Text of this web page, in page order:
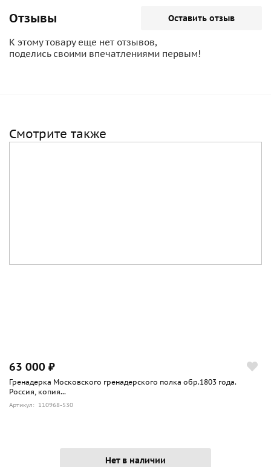
Отзывы Оставить отзыв
К этому товару еще нет отзывов,
поделись своими впечатлениями первым!
Смотрите также
63 000 ₽
Гренадерка Московского гренадерского полка обр.1803 года.
Россия, копия...
Артикул: 110968-530
Нет в наличии